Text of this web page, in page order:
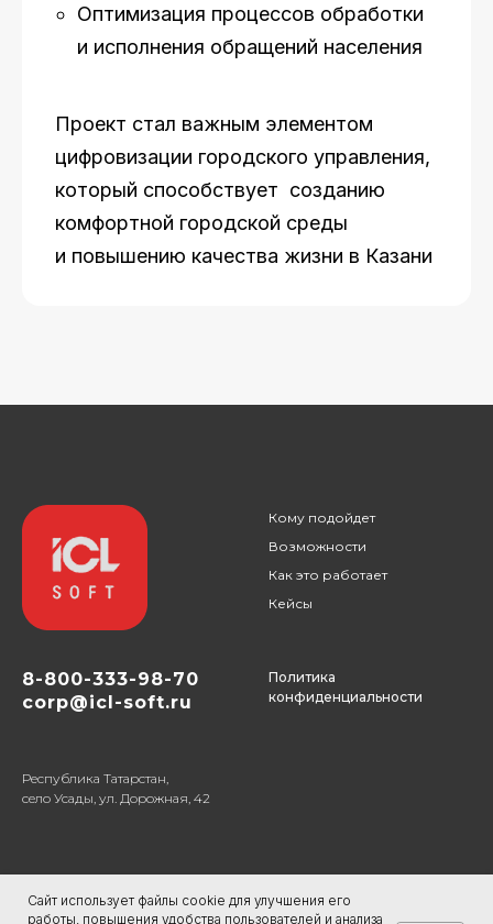
Оптимизация процессов обработки
и исполнения обращений населения
Проект стал важным элементом
цифровизации городского управления,
который способствует созданию
комфортной городской среды
и повышению качества жизни в Казани
Кому подойдет
Возможности
Как это работает
Кейсы
8-800-333-98-70
corp@icl-soft.ru
Республика Татарстан,
село Усады, ул. Дорожная, 42
Политика
конфиденциальности
Сайт использует файлы cookie для улучшения его
работы, повышения удобства пользователей и анализа